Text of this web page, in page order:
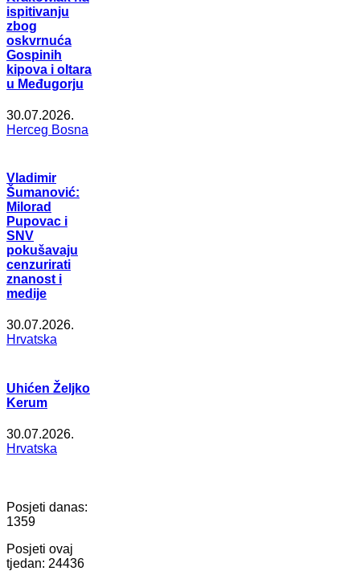
ispitivanju
zbog
oskvrnuća
Gospinih
kipova i oltara
u Međugorju
30.07.2026.
Herceg Bosna
Vladimir
Šumanović:
Milorad
Pupovac i
SNV
pokušavaju
cenzurirati
znanost i
medije
30.07.2026.
Hrvatska
Uhićen Željko
Kerum
30.07.2026.
Hrvatska
Posjeti danas:
1359
Posjeti ovaj
tjedan: 24436